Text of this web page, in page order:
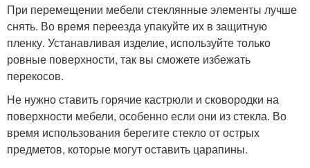
При перемещении мебели стеклянные элементы лучше
снять. Во время переезда упакуйте их в защитную
пленку. Устанавливая изделие, используйте только
ровные поверхности, так вы сможете избежать
перекосов.
Не нужно ставить горячие кастрюли и сковородки на
поверхности мебели, особенно если они из стекла. Во
время использования берегите стекло от острых
предметов, которые могут оставить царапины.